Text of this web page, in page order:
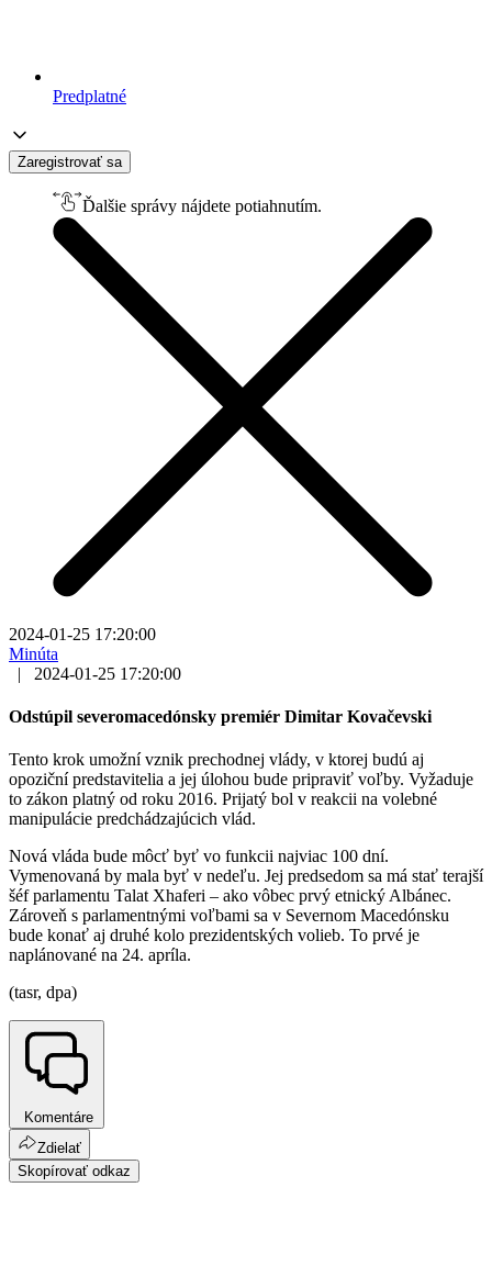
Predplatné
Zaregistrovať sa
Ďalšie správy nájdete potiahnutím.
2024-01-25 17:20:00
Minúta
|
2024-01-25 17:20:00
Odstúpil severomacedónsky premiér Dimitar Kovačevski
Tento krok umožní vznik prechodnej vlády, v ktorej budú aj
opoziční predstavitelia a jej úlohou bude pripraviť voľby. Vyžaduje
to zákon platný od roku 2016. Prijatý bol v reakcii na volebné
manipulácie predchádzajúcich vlád.
Nová vláda bude môcť byť vo funkcii najviac 100 dní.
Vymenovaná by mala byť v nedeľu. Jej predsedom sa má stať terajší
šéf parlamentu Talat Xhaferi – ako vôbec prvý etnický Albánec.
Zároveň s parlamentnými voľbami sa v Severnom Macedónsku
bude konať aj druhé kolo prezidentských volieb. To prvé je
naplánované na 24. apríla.
(tasr, dpa)
Komentáre
Zdielať
Skopírovať odkaz